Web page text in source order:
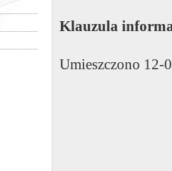
Klauzula
Umieszczono 12-